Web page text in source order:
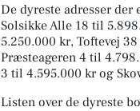
De dyreste adresser
Solsikke Alle 18 til
5.250.000 kr, Toftevej
Præsteageren 4 til
3 til 4.595.000 kr og
Listen over de dyreste